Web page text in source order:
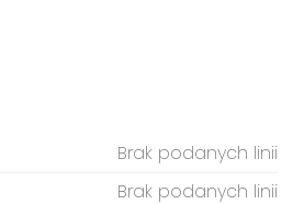
Brak podanych linii
Brak podanych linii